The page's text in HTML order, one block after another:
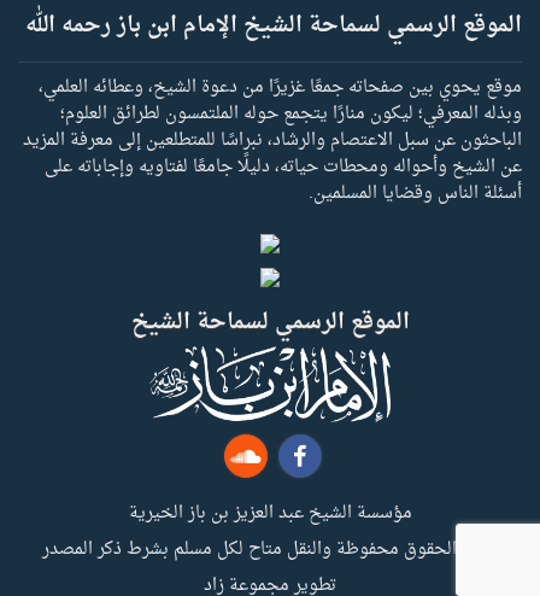
الموقع الرسمي لسماحة الشيخ الإمام ابن باز رحمه الله
موقع يحوي بين صفحاته جمعًا غزيرًا من دعوة الشيخ، وعطائه العلمي،
وبذله المعرفي؛ ليكون منارًا يتجمع حوله الملتمسون لطرائق العلوم؛
الباحثون عن سبل الاعتصام والرشاد، نبراسًا للمتطلعين إلى معرفة المزيد
عن الشيخ وأحواله ومحطات حياته، دليلًا جامعًا لفتاويه وإجاباته على
أسئلة الناس وقضايا المسلمين.
الموقع الرسمي لسماحة الشيخ
مؤسسة الشيخ عبد العزيز بن باز الخيرية
جميع الحقوق محفوظة والنقل متاح لكل مسلم بشرط ذكر المصدر
تطوير مجموعة زاد